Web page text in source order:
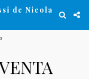
de Nicola